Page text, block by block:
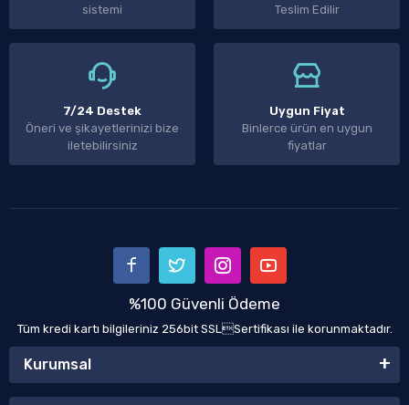
sistemi
Teslim Edilir
7/24 Destek
Öneri ve şikayetlerinizi bize
iletebilirsiniz
Uygun Fiyat
Binlerce ürün en uygun
fiyatlar
%100 Güvenli Ödeme
Tüm kredi kartı bilgileriniz 256bit SSLSertifikası ile korunmaktadır.
Kurumsal